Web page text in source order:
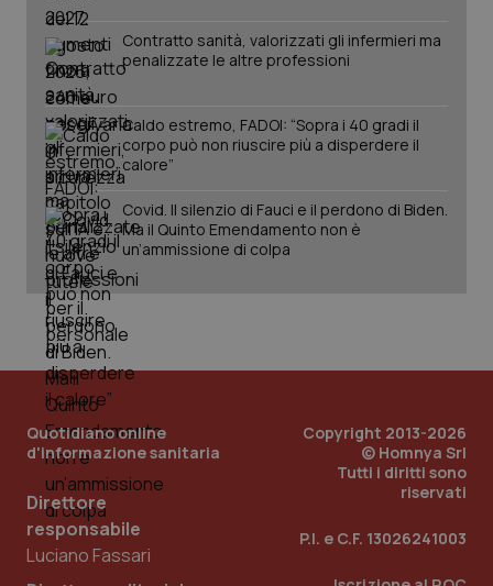
Contratto sanità, valorizzati gli infermieri ma
penalizzate le altre professioni
Caldo estremo, FADOI: “Sopra i 40 gradi il
corpo può non riuscire più a disperdere il
calore”
Covid. Il silenzio di Fauci e il perdono di Biden.
Ma il Quinto Emendamento non è
un’ammissione di colpa
Quotidiano online
d'informazione sanitaria
Direttore
responsabile
Luciano Fassari
Copyright 2013-2026
© Homnya Srl
Tutti i diritti sono
riservati
P.I. e C.F. 13026241003
PHPSESSID
PHP.net
www.quotidianosanita.it
_ga_KM60CM4NPH .quotidianosanita.it
1
mese